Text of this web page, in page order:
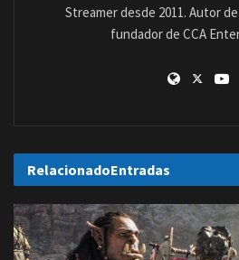
Streamer desde 2011. Autor
fundador de CCA
RelacionadoEntradas